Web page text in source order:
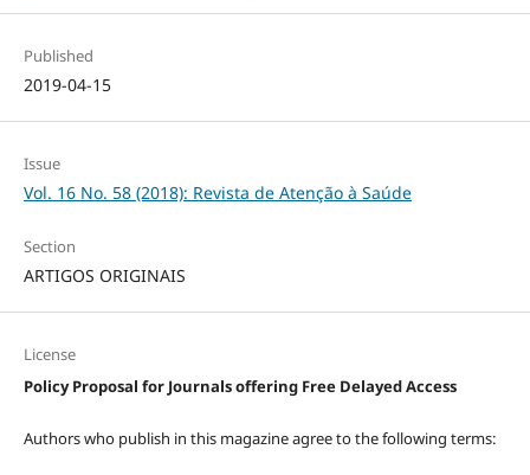
Published
2019-04-15
Issue
Vol. 16 No. 58 (2018): Revista de Atenção à Saúde
Section
ARTIGOS ORIGINAIS
License
Policy Proposal for Journals offering Free Delayed Access
Authors who publish in this magazine agree to the following terms: